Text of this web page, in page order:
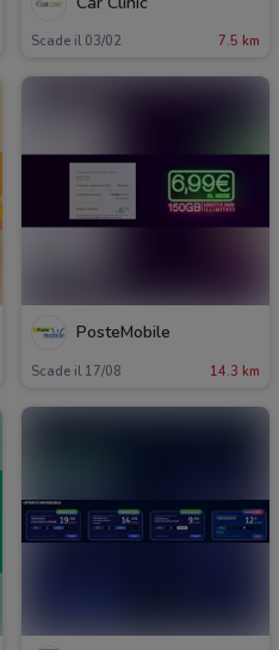
Scade il 03/02 7.5 km
PosteMobile
Scade il 17/08 14.3 km